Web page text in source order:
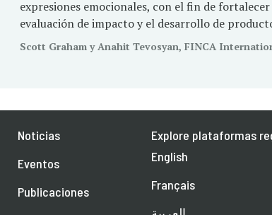
expresiones emocionales, con el fin de
evaluación de impacto y el desarrollo de
Scott Graham y Anahit Tevosyan, FINCA
Noticias
Eventos
Publicaciones
Explore plataformas
English
Français